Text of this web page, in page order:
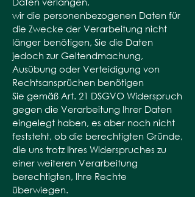
wir die personenbezogenen Daten für
die Zwecke der Verarbeitung nicht
länger benötigen, Sie die Daten
jedoch zur Geltendmachung,
Ausübung oder Verteidigung von
Rechtsansprüchen benötigen
Sie gemäß Art. 21 DSGVO Widerspruch
gegen die Verarbeitung Ihrer Daten
eingelegt haben, es aber noch nicht
feststeht, ob die berechtigten Gründe,
die uns trotz Ihres Widerspruches zu
einer weiteren Verarbeitung
berechtigten, Ihre Rechte
überwiegen.